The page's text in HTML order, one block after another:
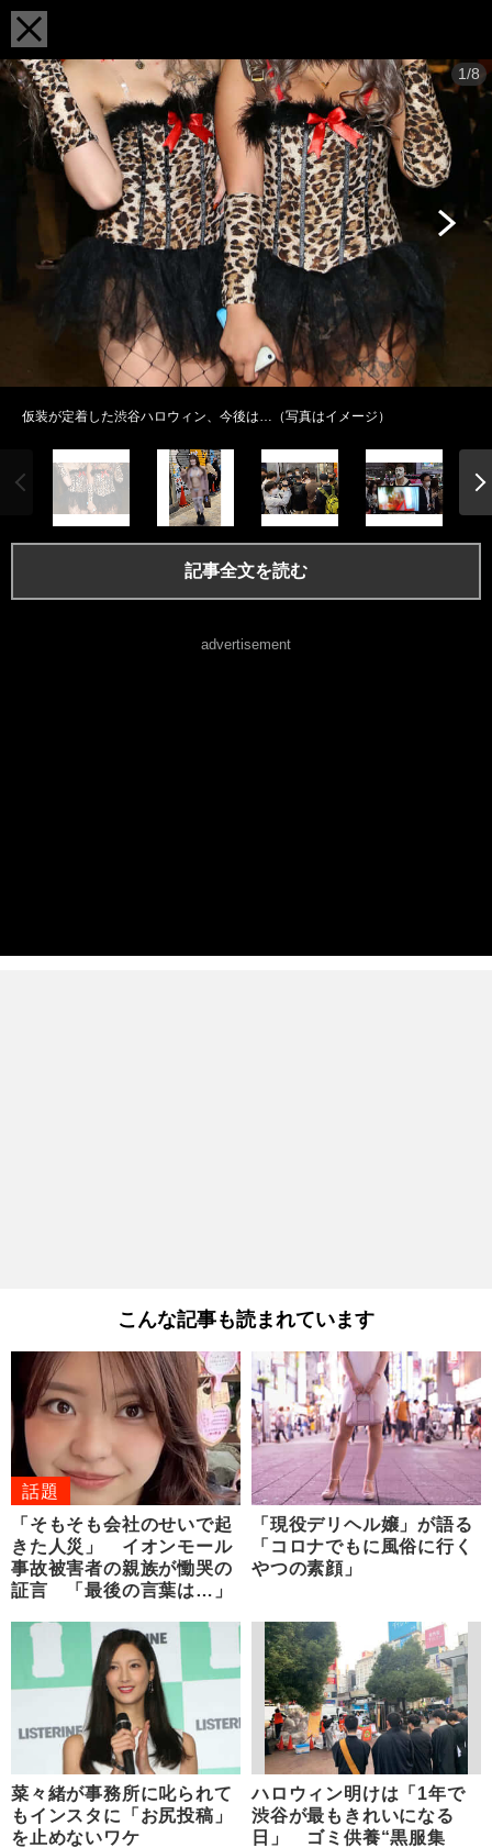
1/8
仮装が定着した渋谷ハロウィン、今後は…（写真はイメージ）
記事全文を読む
advertisement
こんな記事も読まれています
話題
「そもそも会社のせいで起
きた人災」 イオンモール
事故被害者の親族が慟哭の
証言 「最後の言葉は…」
「現役デリヘル嬢」が語る
「コロナでもに風俗に行く
やつの素顔」
菜々緒が事務所に叱られて
もインスタに「お尻投稿」
を止めないワケ
ハロウィン明けは「1年で
渋谷が最もきれいになる
日」 ゴミ供養“黒服集